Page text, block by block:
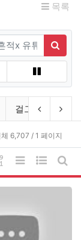
목록
검색
걸그룹 연예
이전 분류
다
체 6,707 / 1 페이지
게시물 정렬
리스트 스타일
웹진 스
게